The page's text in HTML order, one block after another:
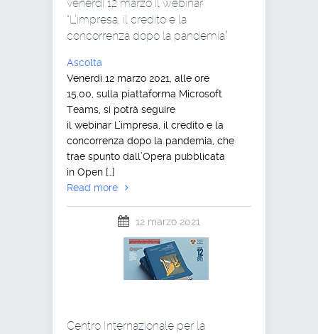
venerdì 12 marzo il webinar
“L’impresa, il credito e la
concorrenza dopo la pandemia”
Ascolta
Venerdì 12 marzo 2021, alle ore
15.00, sulla piattaforma Microsoft
Teams, si potrà seguire
il webinar L’impresa, il credito e la
concorrenza dopo la pandemia, che
trae spunto dall’Opera pubblicata
in Open […]
Read more
12 marzo 2021
Centro Internazionale per la